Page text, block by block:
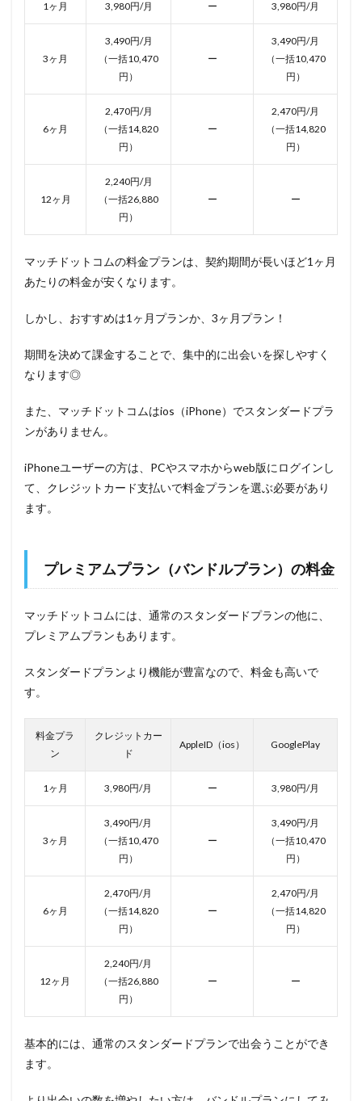
1ヶ月 3,980円/月 ー 3,980円/月
3ヶ月
3,490円/月
（一括10,470
円）
ー
3,490円/月
（一括10,470
円）
6ヶ月
2,470円/月
（一括14,820
円）
ー
2,470円/月
（一括14,820
円）
12ヶ月
2,240円/月
（一括26,880
円）
ー ー
マッチドットコムの料金プランは、契約期間が長いほど1ヶ月
あたりの料金が安くなります。
しかし、おすすめは1ヶ月プランか、3ヶ月プラン！
期間を決めて課金することで、集中的に出会いを探しやすく
なります◎
また、マッチドットコムはios（iPhone）でスタンダードプラ
ンがありません。
iPhoneユーザーの方は、PCやスマホからweb版にログインし
て、クレジットカード支払いで料金プランを選ぶ必要があり
ます。
プレミアムプラン（バンドルプラン）の料金
マッチドットコムには、通常のスタンダードプランの他に、
プレミアムプランもあります。
スタンダードプランより機能が豊富なので、料金も高いで
す。
料金プラ
ン
クレジットカー
ド
AppleID（ios） GooglePlay
1ヶ月 3,980円/月 ー 3,980円/月
3ヶ月
3,490円/月
（一括10,470
円）
ー
3,490円/月
（一括10,470
円）
6ヶ月
2,470円/月
（一括14,820
円）
ー
2,470円/月
（一括14,820
円）
12ヶ月
2,240円/月
（一括26,880
円）
ー ー
基本的には、通常のスタンダードプランで出会うことができ
ます。